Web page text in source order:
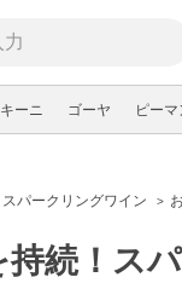
ーニ ゴーヤ ピーマ
スパークリングワイン
持続！ス